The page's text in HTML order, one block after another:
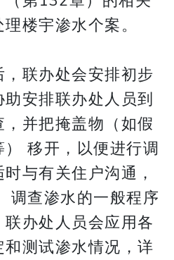
楼宇渗水个案。
联办处会安排初步
安排联办处人员到
并把掩盖物（如假
移开，以便进行调
与有关住户沟通，
调查渗水的一般程序
办处人员会应用各
测试渗水情况，详